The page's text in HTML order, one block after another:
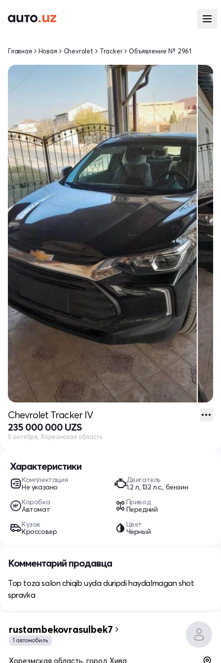
Характеристики
Комплектация
Не указано
Двигатель
1.2 л, 132 л.с., бензин
Коробка
Автомат
Привод
Передний
Кузов
Кроссовер
Цвет
Черный
Главная Новая Chevrolet Tracker Объявление № 2961
Chevrolet Tracker IV
235 000 000 UZS
5 октября, Хорезмская область
Комментарий продавца
Top toza salon chiqib uyda duripdi haydalmagan shot
spravka
rustambekovrasulbek7
1 автомобиль
Хорезмская область, город Хива